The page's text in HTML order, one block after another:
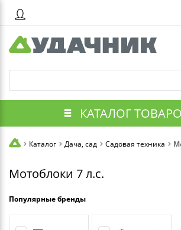
КАТАЛОГ
Каталог Дача, сад Садовая техника
Мотоблоки 7 л.с.
Популярные бренды